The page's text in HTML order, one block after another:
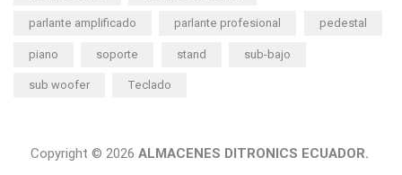
parlante amplificado parlante profesional pedestal
piano soporte stand sub-bajo
sub woofer Teclado
Copyright © 2026 ALMACENES DITRONICS ECUADOR.